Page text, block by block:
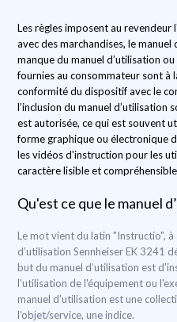
Les règles imposent au
avec des marchandises, le manuel
manque du manuel d’utilisation
fournies au consommateur sont à
conformité du dispositif avec le
l’inclusion du manuel d’utilisation
est autorisée, ce qui est souvent
forme graphique ou électronique
les vidéos d'instruction pour les
caractère lisible et
Qu'est ce que le manuel
Le mot vient du latin "Instructio", à
d’utilisation Sennheiser EK 3241
but du manuel d’utilisation est
l'utilisation de l'équipement ou
manuel d’utilisation est une
l'objet/service, une indice.